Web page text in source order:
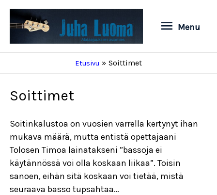
sisältöön
Menu
Menu
Etusivu Soittimet
Soittimet
Soitinkalustoa on vuosien varrella kertynyt ihan
mukava määrä, mutta entistä opettajaani
Tolosen Timoa lainatakseni ”bassoja ei
käytännössä voi olla koskaan liikaa”. Toisin
sanoen, eihän sitä koskaan voi tietää, mistä
seuraava basso tupsahtaa…